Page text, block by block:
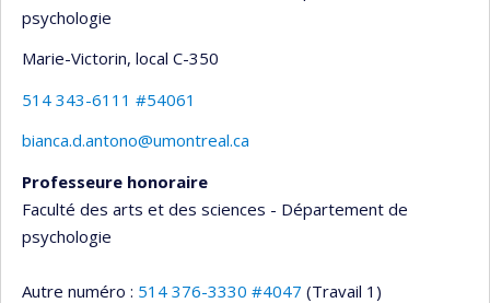
psychologie
Marie-Victorin, local C-350
514 343-6111 #54061
bianca.d.antono@umontreal.ca
Professeure honoraire
Faculté des arts et des sciences - Département de
psychologie
Autre numéro : 514 376-3330 #4047 (Travail 1)